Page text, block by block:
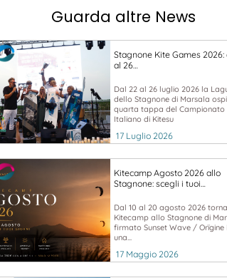
Guarda altre News
Stagnone Kite Games 2026:
al 26…
Dal 22 al 26 luglio 2026 la
dello Stagnone di Marsala
quarta tappa del Campionato
Italiano di Kitesu
17 Luglio 2026
Kitecamp Agosto 2026 allo
Stagnone: scegli i tuoi…
Dal 10 al 20 agosto 2026
Kitecamp allo Stagnone di
firmato Sunset Wave / Orïgine
una...
17 Maggio 2026